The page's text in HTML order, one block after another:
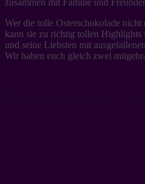
Wer die tolle Osterschokolade nicht
kann sie zu richtig tollen Highlights
und seine Liebsten mit
Wir haben euch gleich zwei